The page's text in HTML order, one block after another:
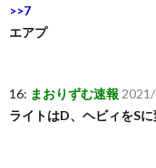
>>7
エアプ
16: まおりずむ速報
ライトはD、ヘビィをS